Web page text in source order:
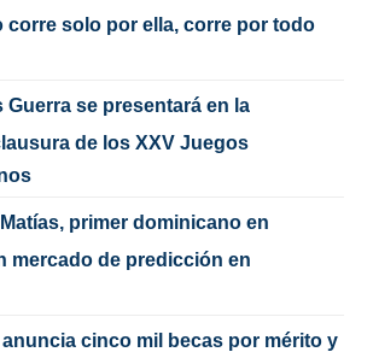
corre solo por ella, corre por todo
Guerra se presentará en la
de los XXV Juegos
primer dominicano en
mercado de predicción en
cinco mil becas por mérito y